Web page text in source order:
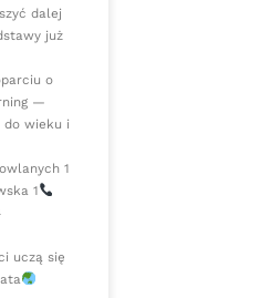
dalej
już
o
—
do wieku i
1
1
uczą się